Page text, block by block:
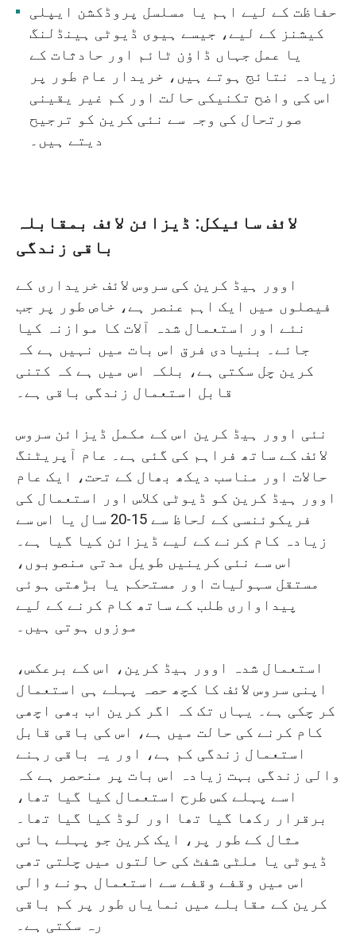
حفاظت کے لیے اہم یا مسلسل پروڈکشن ایپلی
کیشنز کے لیے، جیسے ہیوی ڈیوٹی ہینڈلنگ
یا عمل جہاں ڈاؤن ٹائم اور حادثات کے
زیادہ نتائج ہوتے ہیں، خریدار عام طور پر
اس کی واضح تکنیکی حالت اور کم غیر یقینی
صورتحال کی وجہ سے نئی کرین کو ترجیح
دیتے ہیں۔
لائف سائیکل: ڈیزائن لائف بمقابلہ
باقی زندگی
اوور ہیڈ کرین کی سروس لائف خریداری کے
فیصلوں میں ایک اہم عنصر ہے، خاص طور پر جب
نئے اور استعمال شدہ آلات کا موازنہ کیا
جائے۔ بنیادی فرق اس بات میں نہیں ہے کہ
کرین چل سکتی ہے، بلکہ اس میں ہے کہ کتنی
قابل استعمال زندگی باقی ہے۔
نئی اوور ہیڈ کرین اس کے مکمل ڈیزائن سروس
لائف کے ساتھ فراہم کی گئی ہے۔ عام آپریٹنگ
حالات اور مناسب دیکھ بھال کے تحت، ایک عام
اوور ہیڈ کرین کو ڈیوٹی کلاس اور استعمال کی
فریکوئنسی کے لحاظ سے 15-20 سال یا اس سے
زیادہ کام کرنے کے لیے ڈیزائن کیا گیا ہے۔
اس سے نئی کرینیں طویل مدتی منصوبوں،
مستقل سہولیات اور مستحکم یا بڑھتی ہوئی
پیداواری طلب کے ساتھ کام کرنے کے لیے
موزوں ہوتی ہیں۔
استعمال شدہ اوور ہیڈ کرین، اس کے برعکس،
اپنی سروس لائف کا کچھ حصہ پہلے ہی استعمال
کر چکی ہے۔ یہاں تک کہ اگر کرین اب بھی اچھی
کام کرنے کی حالت میں ہے، اس کی باقی قابل
استعمال زندگی کم ہے، اور یہ باقی رہنے
والی زندگی بہت زیادہ اس بات پر منحصر ہے کہ
اسے پہلے کس طرح استعمال کیا گیا تھا،
برقرار رکھا گیا تھا اور لوڈ کیا گیا تھا۔
مثال کے طور پر، ایک کرین جو پہلے ہائی
ڈیوٹی یا ملٹی شفٹ کی حالتوں میں چلتی تھی
اس میں وقفے وقفے سے استعمال ہونے والی
کرین کے مقابلے میں نمایاں طور پر کم باقی
رہ سکتی ہے۔